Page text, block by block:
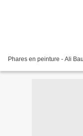
Phares en peinture - Ali